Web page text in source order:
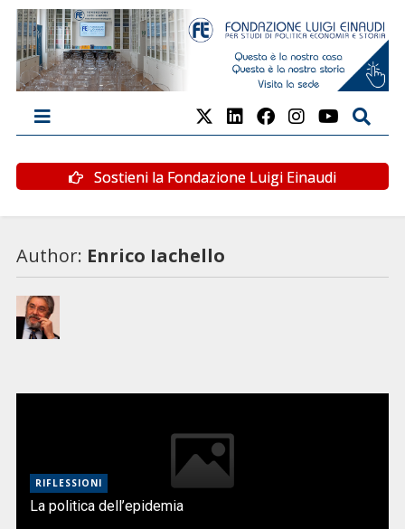
Sostieni la Fondazione Luigi Einaudi
Author: Enrico Iachello
RIFLESSIONI
La politica dell’epidemia